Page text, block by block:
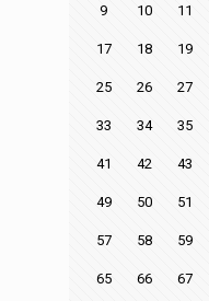
9 10 11
17 18 19
25 26 27
33 34 35
41 42 43
49 50 51
57 58 59
65 66 67